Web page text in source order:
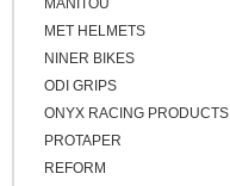
MANITOU
MET HELMETS
NINER BIKES
ODI GRIPS
ONYX RACING PRODUCTS
PROTAPER
REFORM